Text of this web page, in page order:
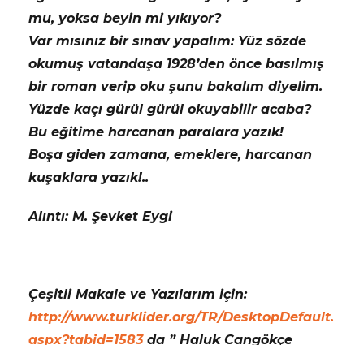
mu, yoksa beyin mi yıkıyor?
Var mısınız bir sınav yapalım: Yüz sözde
okumuş vatandaşa 1928’den önce basılmış
bir roman verip oku şunu bakalım diyelim.
Yüzde kaçı gürül gürül okuyabilir acaba?
Bu eğitime harcanan paralara yazık!
Boşa giden zamana, emeklere, harcanan
kuşaklara yazık!..
Alıntı: M. Şevket Eygi
Çeşitli Makale ve Yazılarım için:
http://www.turklider.org/TR/DesktopDefault.
aspx?tabid=1583da ” Haluk Cangökçe